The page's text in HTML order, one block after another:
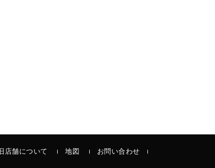
旧店舗について 地図 お問い合わせ